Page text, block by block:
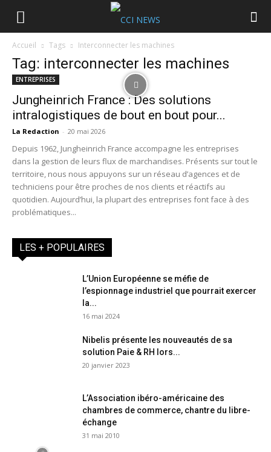
Accueil Tags Interconnecter les machines
Tag: interconnecter les machines
ENTREPRISES
Jungheinrich France : Des solutions
intralogistiques de bout en bout pour...
La Redaction - 20 mai 2026
Depuis 1962, Jungheinrich France accompagne les entreprises
dans la gestion de leurs flux de marchandises. Présents sur tout le
territoire, nous nous appuyons sur un réseau d’agences et de
techniciens pour être proches de nos clients et réactifs au
quotidien. Aujourd’hui, la plupart des entreprises font face à des
problématiques...
LES + POPULAIRES
L’Union Européenne se méfie de
l’espionnage industriel que pourrait exercer
la...
16 mai 2024
Nibelis présente les nouveautés de sa
solution Paie & RH lors...
20 janvier 2023
L’Association ibéro-américaine des
chambres de commerce, chantre du libre-
échange
31 mai 2010